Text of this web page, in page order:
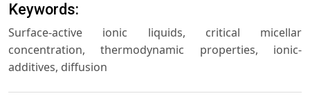
Keywords:
Surface-active ionic liquids, critical micellar
concentration, thermodynamic properties, ionic-
additives, diffusion